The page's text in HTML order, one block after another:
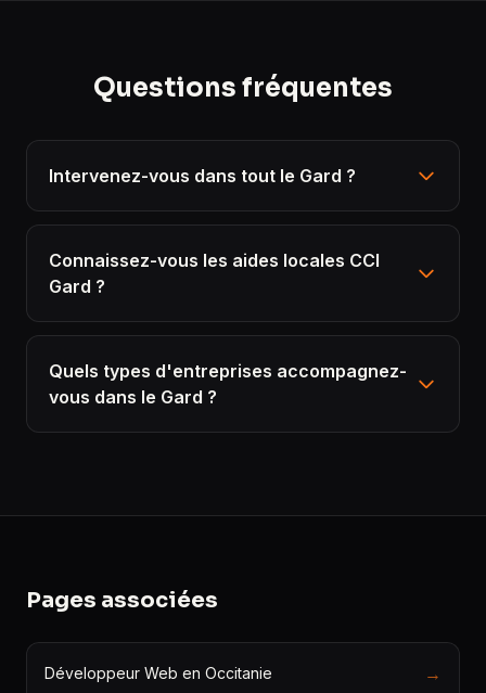
Questions fréquentes
Intervenez-vous dans tout le Gard ?
Connaissez-vous les aides locales CCI
Gard ?
Quels types d'entreprises accompagnez-
vous dans le Gard ?
Pages associées
Développeur Web en Occitanie →